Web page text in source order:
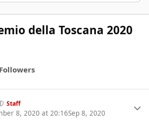
della Toscana 2020
Staff
8, 2020 at 20:16Sep 8, 2020